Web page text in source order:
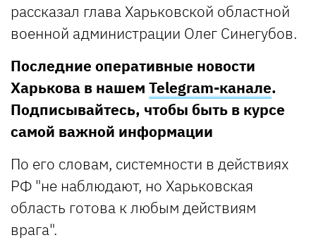
рассказал глава Харьковской областной
военной администрации Олег Синегубов.
Последние оперативные новости
Харькова в нашем Telegram-канале.
Подписывайтесь, чтобы быть в курсе
самой важной информации
По его словам, системности в действиях
РФ "не наблюдают, но Харьковская
область готова к любым действиям
врага".